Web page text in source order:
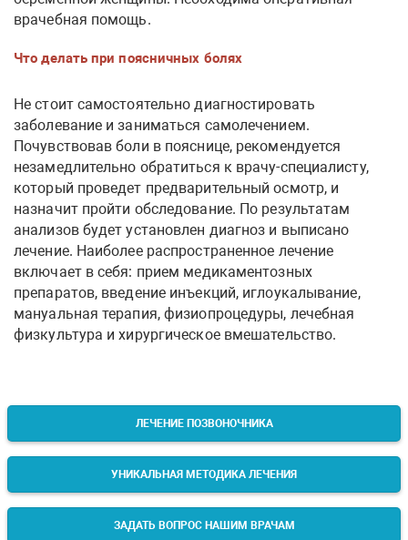
врачебная помощь.
Что делать при поясничных болях
Не стоит самостоятельно диагностировать
заболевание и заниматься самолечением.
Почувствовав боли в пояснице, рекомендуется
незамедлительно обратиться к врачу-специалисту,
который проведет предварительный осмотр, и
назначит пройти обследование. По результатам
анализов будет установлен диагноз и выписано
лечение. Наиболее распространенное лечение
включает в себя: прием медикаментозных
препаратов, введение инъекций, иглоукалывание,
мануальная терапия, физиопроцедуры, лечебная
физкультура и хирургическое вмешательство.
ЛЕЧЕНИЕ ПОЗВОНОЧНИКА
УНИКАЛЬНАЯ МЕТОДИКА ЛЕЧЕНИЯ
ЗАДАТЬ ВОПРОС НАШИМ ВРАЧАМ